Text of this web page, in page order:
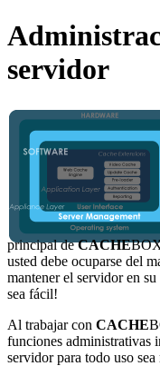
servidor
principal deCACHE
usted debe ocuparse del
mantener el servidor en su
sea fácil!
Al trabajar con CACHE
funciones administrativas
servidor para todo uso